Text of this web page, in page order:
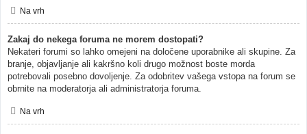
Na vrh
Zakaj do nekega foruma ne morem dostopati?
Nekateri forumi so lahko omejeni na določene uporabnike ali skupine. Za
branje, objavljanje ali kakršno koli drugo možnost boste morda
potrebovali posebno dovoljenje. Za odobritev vašega vstopa na forum se
obrnite na moderatorja ali administratorja foruma.
Na vrh